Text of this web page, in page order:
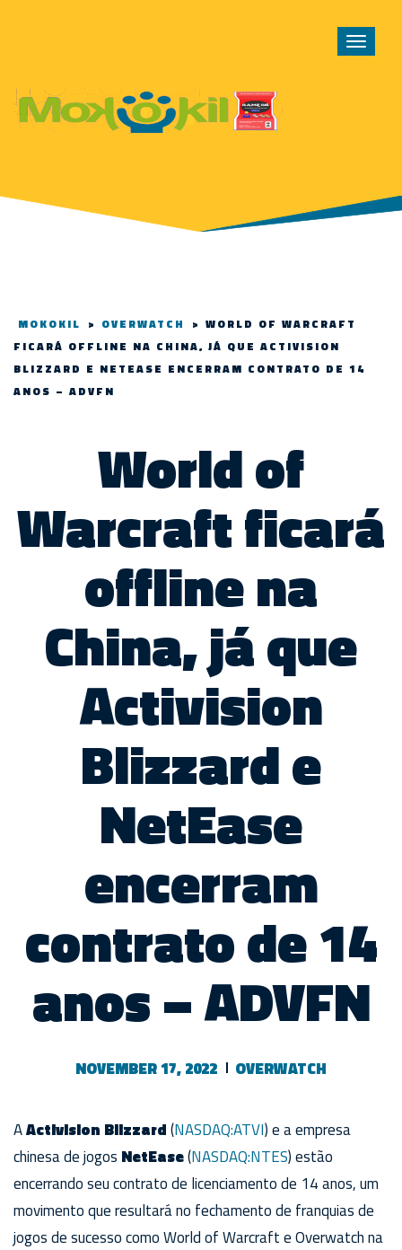
Toggle
MOKOKIL > OVERWATCH > WORLD OF WARCRAFT
FICARÁ OFFLINE NA CHINA, JÁ QUE ACTIVISION
BLIZZARD E NETEASE ENCERRAM CONTRATO DE 14
ANOS – ADVFN
World of
Warcraft ficará
offline na
China, já que
Activision
Blizzard e
NetEase
encerram
contrato de 14
anos – ADVFN
NOVEMBER 17, 2022 OVERWATCH
AActivision Blizzard(NASDAQ:ATVI) e a empresa
chinesa de jogos NetEase(NASDAQ:NTES) estão
encerrando seu contrato de licenciamento de 14 anos, um
movimento que resultará no fechamento de franquias de
jogos de sucesso como World of Warcraft e Overwatch na